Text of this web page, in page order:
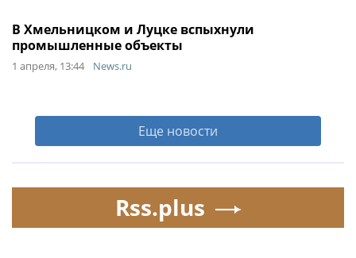
В Хмельницком и Луцке вспыхнули
промышленные объекты
1 апреля, 13:44 News.ru
Еще новости
Rss.plus